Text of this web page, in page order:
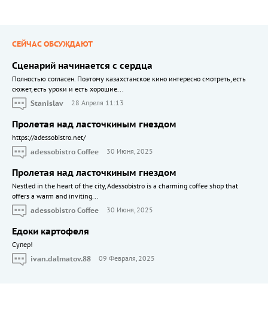
СЕЙЧАС ОБСУЖДАЮТ
Сценарий начинается с сердца
Полностью согласен. Поэтому казахстанское кино интересно смотреть, есть
сюжет, есть уроки и есть хорошие...
Stanislav
28 Апреля 11:13
Пролетая над ласточкиным гнездом
https://adessobistro.net/
adessobistro Coffee
30 Июня, 2025
Пролетая над ласточкиным гнездом
Nestled in the heart of the city, Adessobistro is a charming coffee shop that
offers a warm and inviting...
adessobistro Coffee
30 Июня, 2025
Едоки картофеля
Cупер!
ivan.dalmatov.88
09 Февраля, 2025